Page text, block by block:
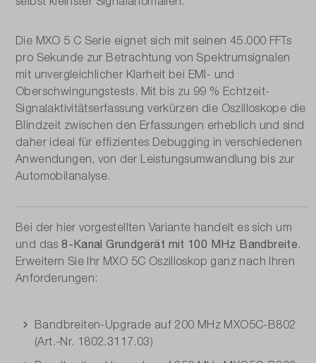
Die MXO 5 C Serie eignet sich mit seinen 45.000 FFTs
pro Sekunde zur Betrachtung von Spektrumsignalen
mit unvergleichlicher Klarheit bei EMI- und
Oberschwingungstests. Mit bis zu 99 % Echtzeit-
Signalaktivitätserfassung verkürzen die Oszilloskope die
Blindzeit zwischen den Erfassungen erheblich und sind
daher ideal für effizientes Debugging in verschiedenen
Anwendungen, von der Leistungsumwandlung bis zur
Automobilanalyse.
Bei der hier vorgestellten Variante handelt es sich um
und das8-Kanal Grundgerät mit 100 MHz Bandbreite.
Erweitern Sie Ihr MXO 5C Oszilloskop ganz nach Ihren
Anforderungen:
Bandbreiten-Upgrade auf 200 MHz MXO5C-B802
(Art.-Nr. 1802.3117.03)